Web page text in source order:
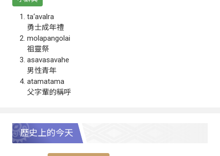
ta‘avalra
勇士成年禮
molapangolai
祖靈祭
asavasavahe
男性青年
atamatama
父字輩的稱呼
歷史上的今天